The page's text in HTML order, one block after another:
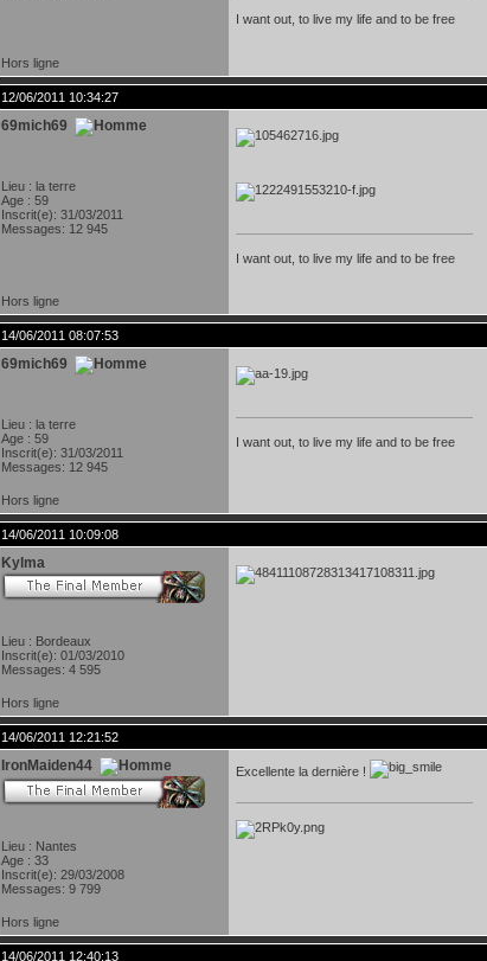
I want out, to live my life and to be free
Hors ligne
12/06/2011 10:34:27
69mich69
Lieu : la terre
Age : 59
Inscrit(e): 31/03/2011
Messages: 12 945
I want out, to live my life and to be free
Hors ligne
14/06/2011 08:07:53
69mich69
Lieu : la terre
Age : 59
Inscrit(e): 31/03/2011
Messages: 12 945
I want out, to live my life and to be free
Hors ligne
14/06/2011 10:09:08
Kylma
Lieu : Bordeaux
Inscrit(e): 01/03/2010
Messages: 4 595
Hors ligne
14/06/2011 12:21:52
IronMaiden44
Lieu : Nantes
Age : 33
Inscrit(e): 29/03/2008
Messages: 9 799
Excellente la dernière !
Hors ligne
14/06/2011 12:40:13